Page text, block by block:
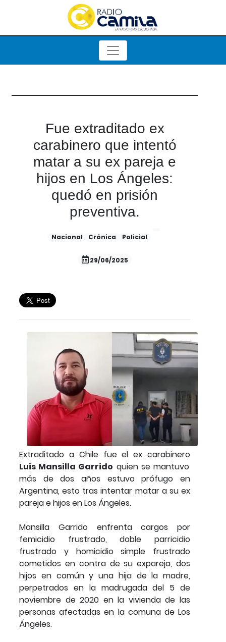
Fue extraditado ex
carabinero que intentó
matar a su ex pareja e
hijos en Los Ángeles:
quedó en prisión
preventiva.
Nacional Crónica Policial
29/06/2025
Extraditado a Chile fue el ex carabinero
Luis Mansilla Garrido quien se mantuvo
más de dos años estuvo prófugo en
Argentina, esto tras intentar matar a su ex
pareja e hijos en Los Ángeles.
Mansilla Garrido enfrenta cargos por
femicidio frustrado, doble parricidio
frustrado y homicidio simple frustrado
cometidos en contra de su expareja, dos
hijos en común y una hija de la madre,
perpetrados en la madrugada del 5 de
noviembre de 2020 en la vivienda de las
personas afectadas en la comuna de Los
Ángeles.